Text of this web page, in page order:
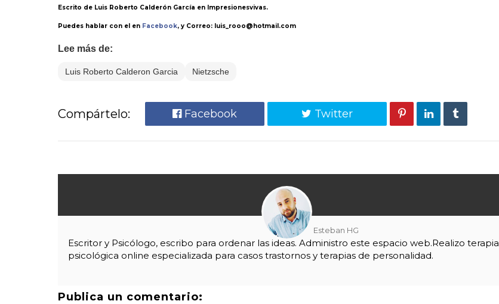
Escrito de Luis Roberto Calderón García en Impresionesvivas.
Puedes hablar con el en Facebook, y Correo: luis_rooo@hotmail.com
Lee más de:
Luis Roberto Calderon Garcia Nietzsche
Compártelo: Facebook Twitter
Esteban HG
Escritor y Psicólogo, escribo para ordenar las ideas. Administro este espacio web.Realizo terapia
psicológica online especializada para casos trastornos y terapias de personalidad.
Publica un comentario: